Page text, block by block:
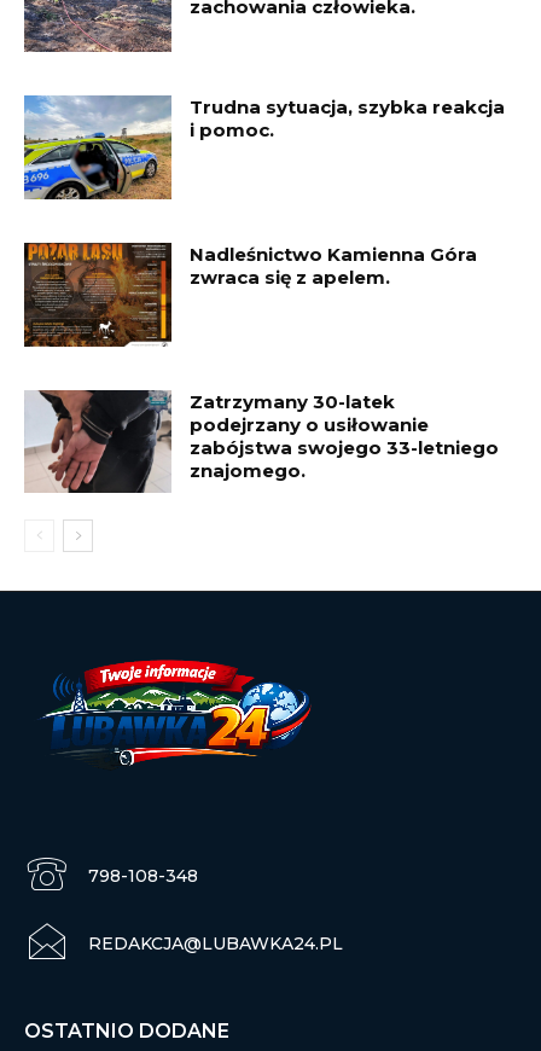
zachowania człowieka.
Trudna sytuacja, szybka reakcja
i pomoc.
Nadleśnictwo Kamienna Góra
zwraca się z apelem.
Zatrzymany 30-latek
podejrzany o usiłowanie
zabójstwa swojego 33-letniego
znajomego.
798-108-348
REDAKCJA@LUBAWKA24.PL
OSTATNIO DODANE